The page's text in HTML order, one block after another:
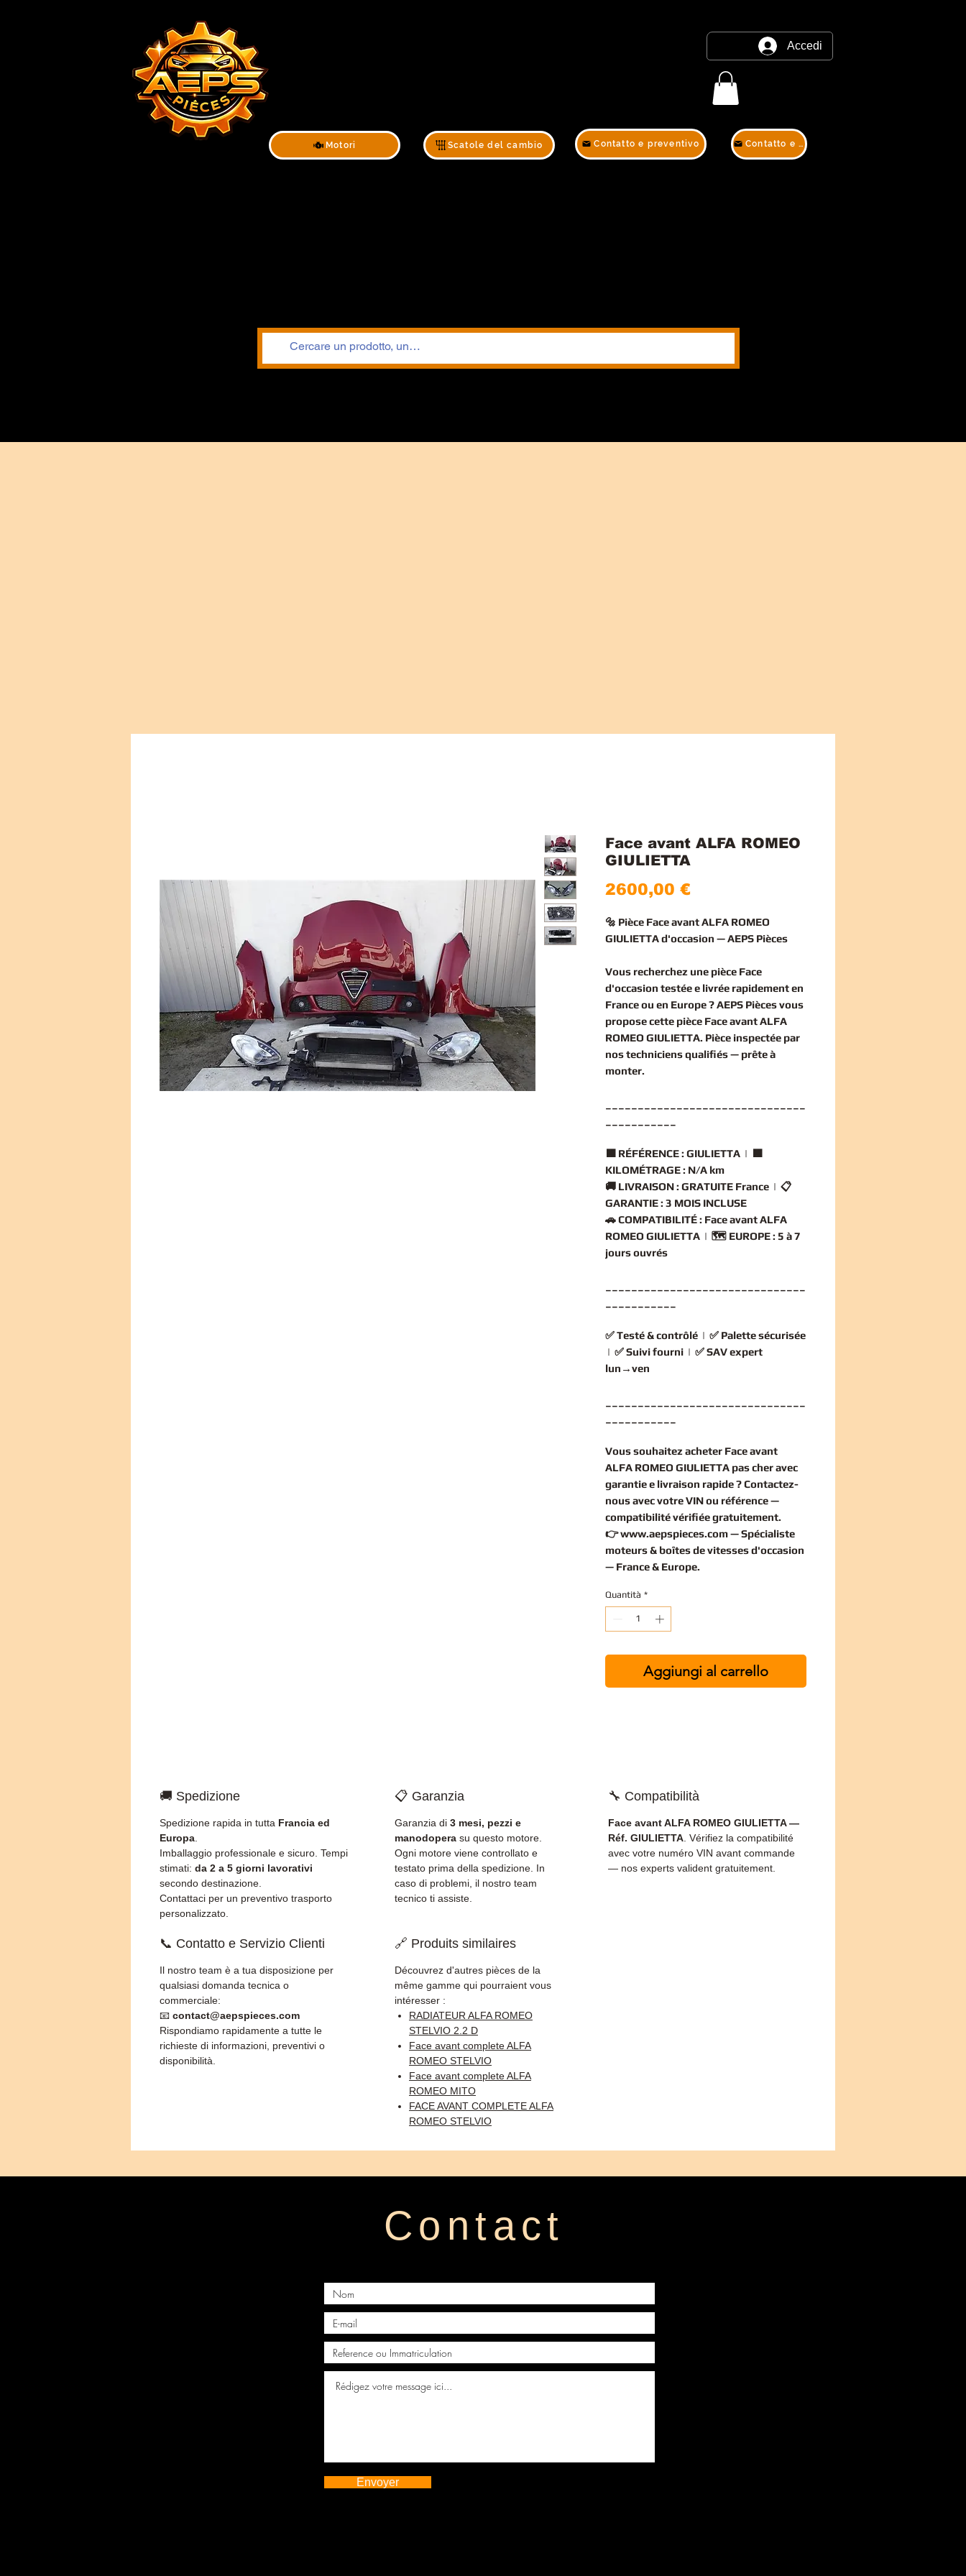
Motori Scatole del cambio
Accedi
Contatto e preventivo Contatto e preventivo
Face avant ALFA ROMEO
GIULIETTA
2600,00 €Prezzo
🔩 Pièce Face avant ALFA ROMEO
GIULIETTA d'occasion — AEPS Pièces
Vous recherchez une pièce Face
d'occasion testée e livrée rapidement en
France ou en Europe ? AEPS Pièces vous
propose cette pièce Face avant ALFA
ROMEO GIULIETTA. Pièce inspectée par
nos techniciens qualifiés — prête à
monter.
🟧 RÉFÉRENCE : GIULIETTA | 🟧
KILOMÉTRAGE : N/A km
🚚 LIVRAISON : GRATUITE France | 📋
GARANTIE : 3 MOIS INCLUSE
🚗COMPATIBILITÉ : Face avant ALFA
ROMEO GIULIETTA | 🗺️ EUROPE : 5 à 7
jours ouvrés
✅Testé & contrôlé | ✅ Palette sécurisée
| ✅Suivi fourni | ✅SAV expert
lun→ven
Vous souhaitez acheter Face avant
ALFA ROMEO GIULIETTA pas cheravec
garantie e livraison rapide ? Contactez-
nous avec votre VIN ou référence —
compatibilité vérifiéegratuitement.
👉www.aepspieces.com— Spécialiste
moteurs & boîtes de vitesses d'occasion
— France & Europe.
Quantità *
Aggiungi al carrello
🚚 Spedizione
Spedizione rapida in tutta Francia ed
Europa
Imballaggio professionale e sicuro. Tempi
stimati: da 2 a 5 giorni lavorativi
secondo destinazione.
Contattaci per un preventivo trasporto
personalizzato.
📋 Garanzia
Garanzia di 3 mesi, pezzi e
manodopera su questo motore.
Ogni motore viene controllato e
testato prima della spedizione. In
caso di problemi, il nostro team
tecnico ti assiste.
🔧 Compatibilità
Face avant ALFA ROMEO GIULIETTA —
Réf. GIULIETTA . Vérifiez la compatibilité
avec votre numéro VIN avant commande
— nos experts valident gratuitement.
📞 Contatto e Servizio Clienti
Il nostro team è a tua disposizione per
qualsiasi domanda tecnica o
commerciale:
📧 contact@aepspieces.com
Rispondiamo rapidamente a tutte le
richieste di informazioni, preventivi o
disponibilità.
🔗 Produits similaires
Découvrez d'autres pièces de la
même gamme qui pourraient vous
intéresser :
RADIATEUR ALFA ROMEO
STELVIO 2.2 D
Face avant complete ALFA
ROMEO STELVIO
Face avant complete ALFA
ROMEO MITO
FACE AVANT COMPLETE ALFA
ROMEO STELVIO
Contact
Envoyer